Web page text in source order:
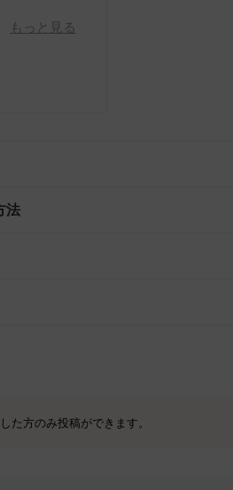
もっと見る
法
た方のみ投稿ができます。